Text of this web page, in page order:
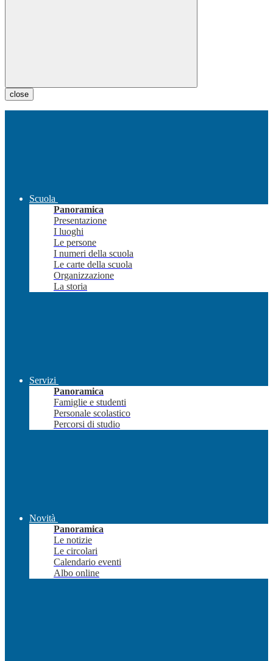
close
Scuola
Panoramica
Presentazione
I luoghi
Le persone
I numeri della scuola
Le carte della scuola
Organizzazione
La storia
Servizi
Panoramica
Famiglie e studenti
Personale scolastico
Percorsi di studio
Novità
Panoramica
Le notizie
Le circolari
Calendario eventi
Albo online